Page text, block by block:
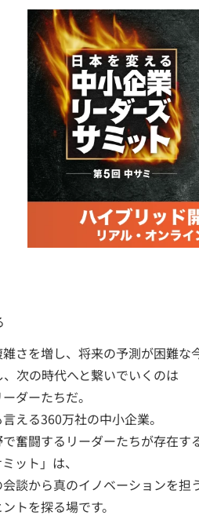
さを増し、将来の予測が困難な
次の時代へと繋いでいくのは
ダーたちだ。
える360万社の中小企業。
奮闘するリーダーたちが存在す
ット」は、
談から真のイノベーションを担
トを探る場です。